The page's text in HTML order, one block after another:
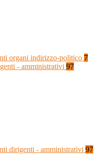
organi indirizzo-politico 7
- amministrativi 97
dirigenti - amministrativi 97